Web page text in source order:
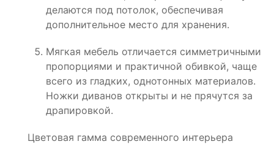
делаются под потолок, обеспечивая
дополнительное место для хранения.
Мягкая мебель отличается симметричными
пропорциями и практичной обивкой, чаще
всего из гладких, однотонных материалов.
Ножки диванов открыты и не прячутся за
драпировкой.
Цветовая гамма современного интерьера